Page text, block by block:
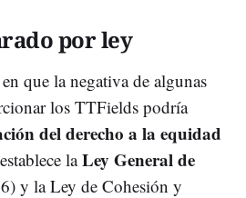
por ley
que la negativa de algunas
los TTFields podría
del derecho a la equidad
laLey General de
y la Ley de Cohesión y